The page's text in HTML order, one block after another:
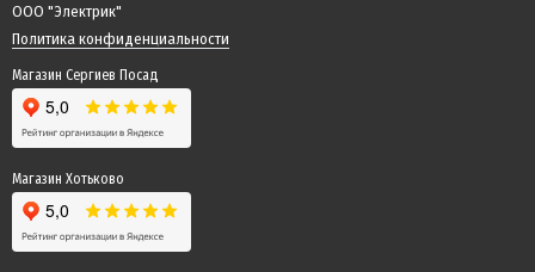
ООО "Электрик"
Политика конфиденциальности
Магазин Сергиев Посад
Магазин Хотьково